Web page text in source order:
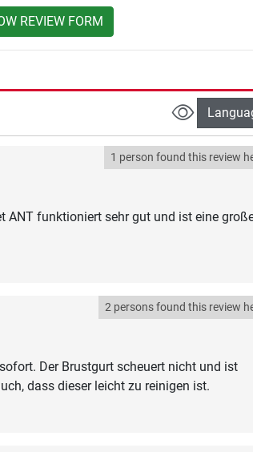
REVIEW FORM
1 person found this review
ANT funktioniert sehr gut und ist eine
2 persons found this review
Der Brustgurt scheuert nicht und ist
dass dieser leicht zu reinigen ist.